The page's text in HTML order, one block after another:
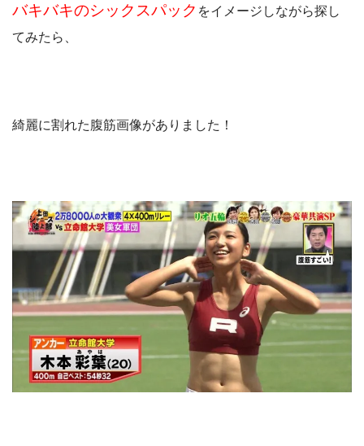
バキバキのシックスパック をイメージしながら探し
てみたら、
綺麗に割れた腹筋画像がありました！